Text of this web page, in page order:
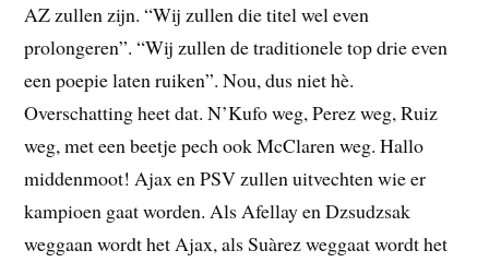
AZ zullen zijn. “Wij zullen die titel wel even
prolongeren”. “Wij zullen de traditionele top drie even
een poepie laten ruiken”. Nou, dus niet hè.
Overschatting heet dat. N’Kufo weg, Perez weg, Ruiz
weg, met een beetje pech ook McClaren weg. Hallo
middenmoot! Ajax en PSV zullen uitvechten wie er
kampioen gaat worden. Als Afellay en Dzsudzsak
weggaan wordt het Ajax, als Suàrez weggaat wordt het